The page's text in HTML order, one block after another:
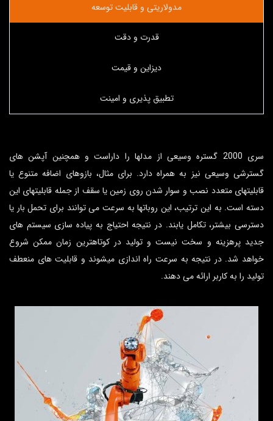
مدولاریتی و قابلیت توسعه
قدرت و دقت
دیزاین و قیمت
تطبیق پذیری و امینت
سری 2000 گستره وسیعی از مدل­ها را داراست و همچنین آپشن ­های
گسترشی وسیعی نیز به همراه دارد. برای مثال، بازوهای اضافه متنوع یا
قابلیت­های متعدد نصب و سوار شدن روی زمین یا سقف از جمله قابلیت­های این
دسته است. به این ترتیب، این روبات­ها به سرعت می­ توانند برای تحمل بار یا
دسترسی بیشتر، تکامل یابند. در نتیجه احتیاج به پیاده ­سازی سیستم ­های
جدید پرهزینه و سخت نیست و تولید در کوتاه­ترین زمان ممکن شروع
خواهد شد. در نتیجه به سرعت راه ­اندازی می­شوند و قابلیت­ های منعطف
تولید را به کاربر ارائه می­ دهند.